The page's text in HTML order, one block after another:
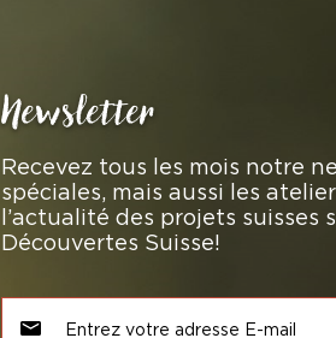
Newsletter
Recevez tous les mois notre
spéciales, mais aussi les
l’actualité des projets
Découvertes Suisse!